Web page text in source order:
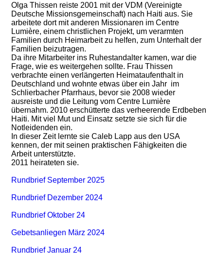
Olga Thissen reiste 2001 mit der VDM (Vereinigte
Deutsche Missionsgemeinschaft) nach Haiti aus. Sie
arbeitete dort mit anderen Missionaren im Centre
Lumière, einem christlichen Projekt, um verarmten
Familien durch Heimarbeit zu helfen, zum Unterhalt der
Familien beizutragen.
Da ihre Mitarbeiter ins Ruhestandalter kamen, war die
Frage, wie es weitergehen sollte. Frau Thissen
verbrachte einen verlängerten Heimataufenthalt in
Deutschland und wohnte etwas über ein Jahr im
Schlierbacher Pfarrhaus, bevor sie 2008 wieder
ausreiste und die Leitung vom Centre Lumière
übernahm. 2010 erschütterte das verheerende Erdbeben
Haiti. Mit viel Mut und Einsatz setzte sie sich für die
Notleidenden ein.
In dieser Zeit lernte sie Caleb Lapp aus den USA
kennen, der mit seinen praktischen Fähigkeiten die
Arbeit unterstützte.
2011 heirateten sie.
Rundbrief September 2025
Rundbrief Dezember 2024
Rundbrief Oktober 24
Gebetsanliegen März 2024
Rundbrief Januar 24